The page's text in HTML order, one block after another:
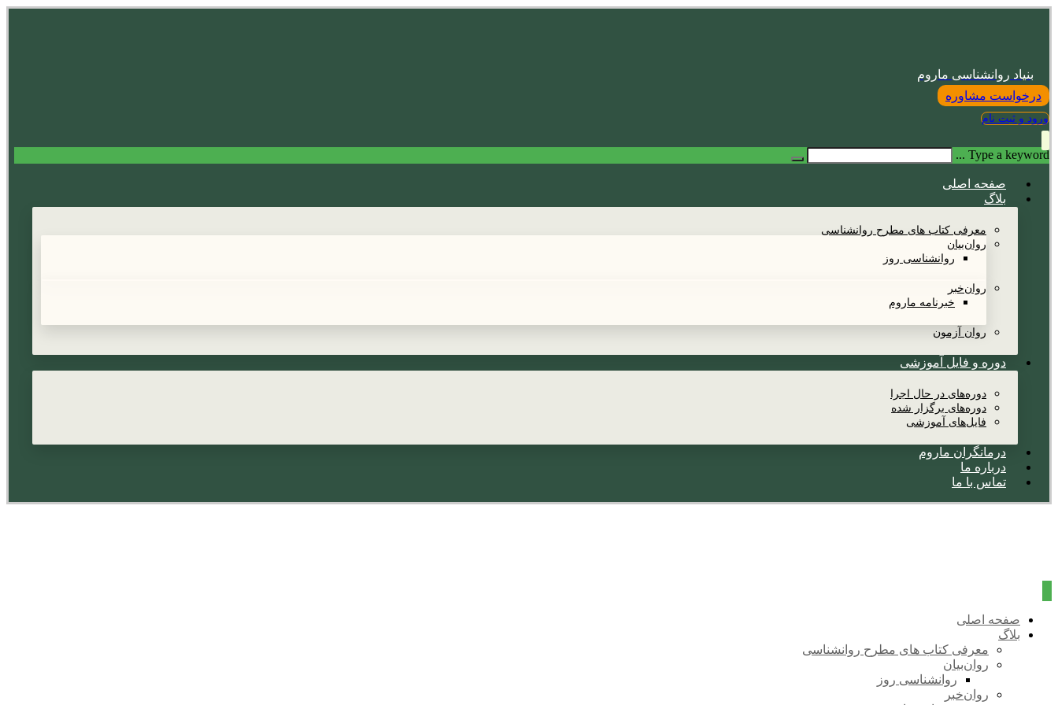
بنیاد روانشناسی ماروم
درخواست مشاوره
ورود و ثبت نام
Type a keyword ...
صفحه اصلی
بلاگ
معرفی کتاب های مطرح روانشناسی
روان‌بیان
روانشناسی روز
روان‌خبر
خبرنامه ماروم
روان آزمون
دوره و فایل آموزشی
دوره‌های در حال اجرا
دوره‌های برگزار شده
فایل‌های آموزشی
درمانگران ماروم
درباره ما
تماس با ما
صفحه اصلی
بلاگ
معرفی کتاب های مطرح روانشناسی
روان‌بیان
روانشناسی روز
روان‌خبر